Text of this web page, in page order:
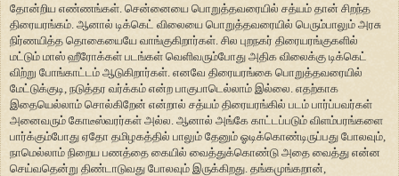
தோன்றிய எண்ணங்கள். சென்னையை பொறுத்தவரையில் சத்யம் தான் சிறந்த
திரையரங்கம். ஆனால் டிக்கெட் விலையை பொறுத்தவரையில் பெரும்பாலும் அரசு
நிர்ணயித்த தொகையையே வாங்குகிறார்கள். சில புறநகர் திரையரங்குகளில்
மட்டும் மாஸ் ஹீரோக்கள் படங்கள் வெளிவரும்போது அதிக விலைக்கு டிக்கெட்
விற்று போங்காட்டம் ஆடுகிறார்கள். எனவே திரையரங்கை பொறுத்தவரையில்
மேட்டுக்குடி, நடுத்தர வர்க்கம் என்ற பாகுபாடெல்லாம் இல்லை. எதற்காக
இதையெல்லாம் சொல்கிறேன் என்றால் சத்யம் திரையரங்கில் படம் பார்ப்பவர்கள்
அனைவரும் கோடீஸ்வரர்கள் அல்ல. ஆனால் அங்கே காட்டப்படும் விளம்பரங்களை
பார்க்கும்போது ஏதோ தமிழகத்தில் பாலும் தேனும் ஓடிக்கொண்டிருப்பது போலவும்,
நாமெல்லாம் நிறைய பணத்தை கையில் வைத்துக்கொண்டு அதை வைத்து என்ன
செய்வதென்று திண்டாடுவது போலவும் இருக்கிறது. தங்கமுங்கறான்,